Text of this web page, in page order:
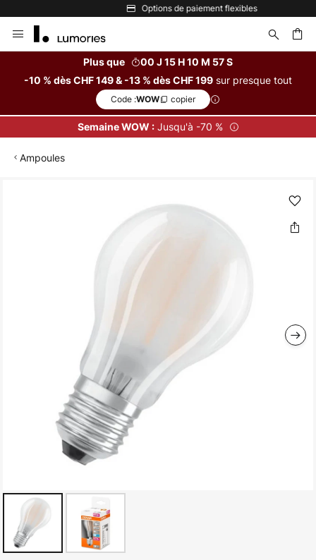
Options de paiement flexibles
Allez
au
Plus que
00 J 15 H 10 M 57 S
-10 % dès CHF 149 & -13 % dès CHF 199 sur presque tout
Code :WOW copier
Semaine WOW :Jusqu'à -70 %
Ampoules